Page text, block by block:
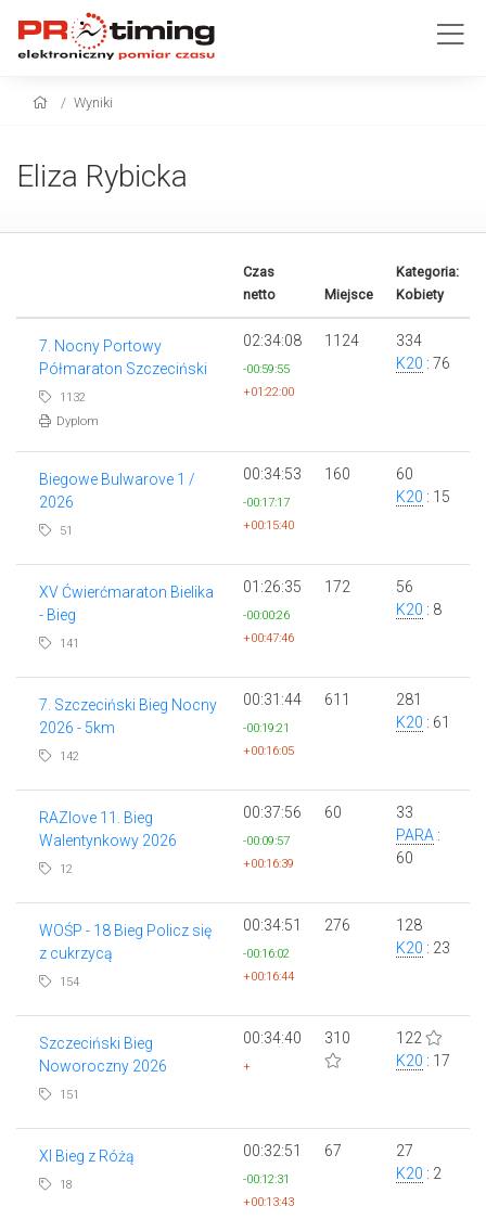
Wyniki
Eliza Rybicka
Czas
netto
Miejsce
Kategoria:
Kobiety
7. Nocny Portowy
Półmaraton Szczeciński
1132
Dyplom
02:34:08
-00:59:55
+01:22:00
1124
334
K20 : 76
Biegowe Bulwarove 1 /
2026
51
00:34:53
-00:17:17
+00:15:40
160
60
K20 : 15
XV Ćwierćmaraton Bielika
- Bieg
141
01:26:35
-00:00:26
+00:47:46
172
56
K20 : 8
7. Szczeciński Bieg Nocny
2026 - 5km
142
00:31:44
-00:19:21
+00:16:05
611
281
K20 : 61
RAZlove 11. Bieg
Walentynkowy 2026
12
00:37:56
-00:09:57
+00:16:39
60
33
PARA :
60
WOŚP - 18 Bieg Policz się
z cukrzycą
154
00:34:51
-00:16:02
+00:16:44
276
128
K20 : 23
Szczeciński Bieg
Noworoczny 2026
151
00:34:40
+
310
122
K20 : 17
XI Bieg z Różą
18
00:32:51
-00:12:31
+00:13:43
67
27
K20 : 2